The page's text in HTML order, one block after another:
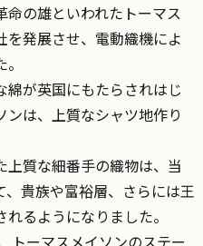
の雄といわれたトーマス
を発展させ、電動織機によ
が英国にもたらされはじ
は、上質なシャツ地作り
上質な細番手の織物は、当
貴族や富裕層、さらには王
るようになりました。
トーマスメイソンのステー